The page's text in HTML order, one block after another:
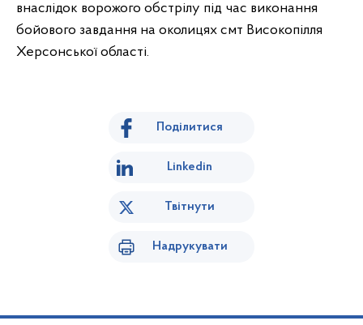
внаслідок ворожого обстрілу під час виконання
бойового завдання на околицях смт Високопілля
Херсонської області.
Поділитися
Linkedin
Твітнути
Надрукувати